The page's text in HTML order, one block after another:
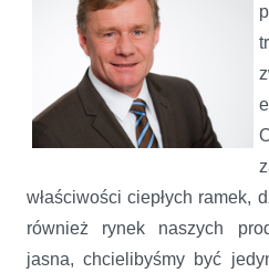
właściwości ciepłych ramek,
również rynek naszych
jasna, chcielibyśmy być